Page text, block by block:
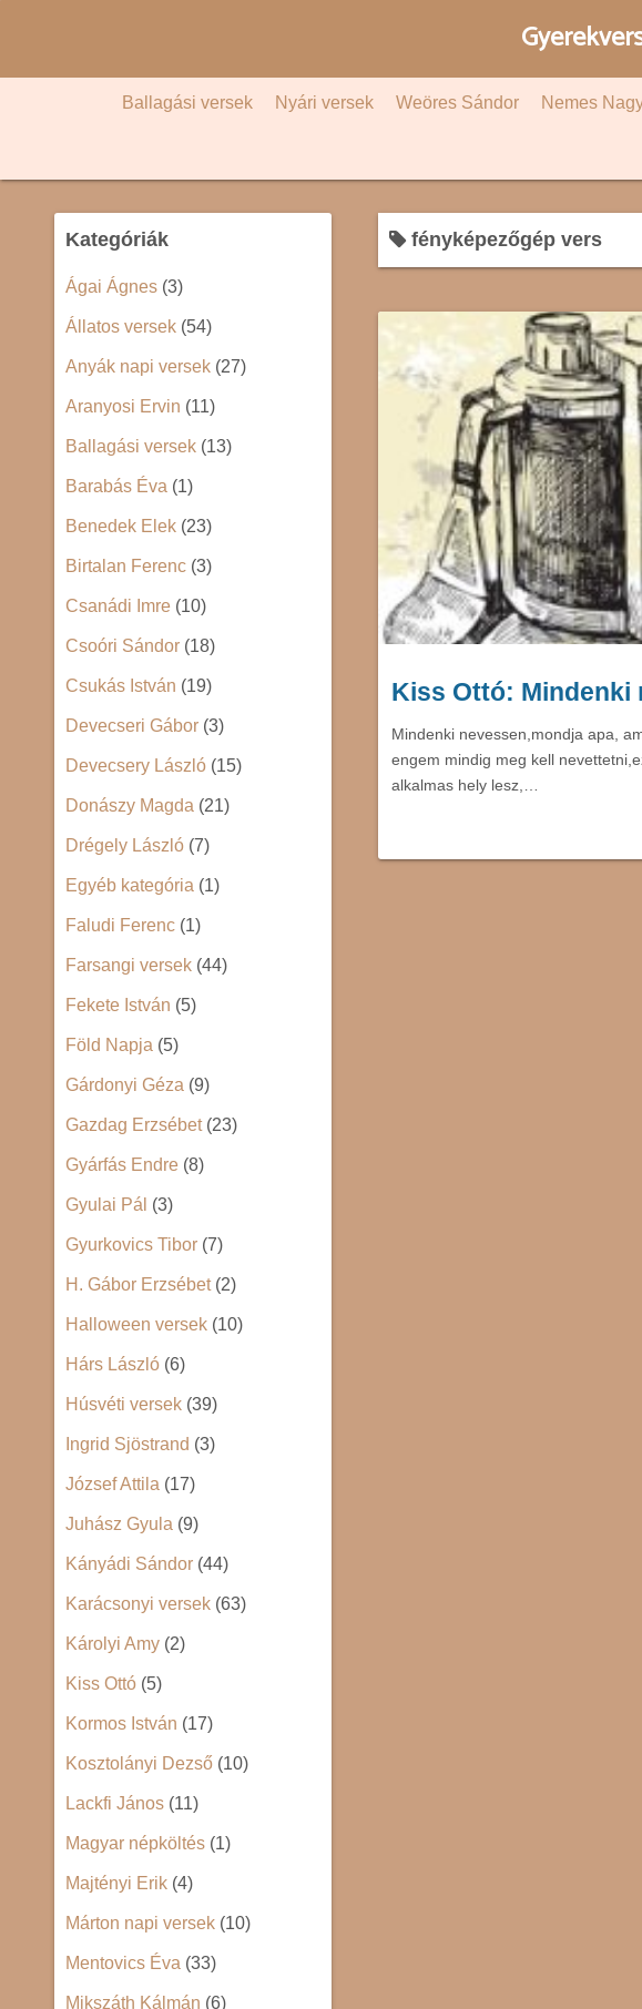
c
Ballagási versek Nyári versek Weöres Sándor Nemes
fényképezőgép vers
Kiss Ottó: Mindenki
Mindenki nevessen,mondja apa,
engem mindig meg kell
alkalmas hely lesz,…
Kategóriák
Ágai Ágnes (3)
Állatos versek (54)
Anyák napi versek (27)
Aranyosi Ervin (11)
Ballagási versek (13)
Barabás Éva (1)
Benedek Elek (23)
Birtalan Ferenc (3)
Csanádi Imre (10)
Csoóri Sándor (18)
Csukás István (19)
Devecseri Gábor (3)
Devecsery László (15)
Donászy Magda (21)
Drégely László (7)
Egyéb kategória (1)
Faludi Ferenc (1)
Farsangi versek (44)
Fekete István (5)
Föld Napja (5)
Gárdonyi Géza (9)
Gazdag Erzsébet(23)
Gyárfás Endre (8)
Gyulai Pál (3)
Gyurkovics Tibor (7)
H. Gábor Erzsébet(2)
Halloween versek (10)
Hárs László (6)
Húsvéti versek (39)
Ingrid Sjöstrand (3)
József Attila (17)
Juhász Gyula (9)
Kányádi Sándor (44)
Karácsonyi versek (63)
Károlyi Amy (2)
Kiss Ottó (5)
Kormos István (17)
Kosztolányi Dezső (10)
Lackfi János (11)
Magyar népköltés (1)
Majtényi Erik (4)
Márton napi versek (10)
Mentovics Éva (33)
Mikszáth Kálmán (6)